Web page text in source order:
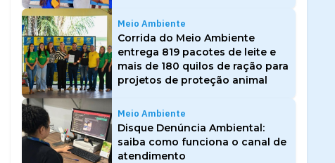
Meio Ambiente
Corrida do Meio Ambiente
entrega 819 pacotes de leite e
mais de 180 quilos de ração para
projetos de proteção animal
Meio Ambiente
Disque Denúncia Ambiental:
saiba como funciona o canal de
atendimento